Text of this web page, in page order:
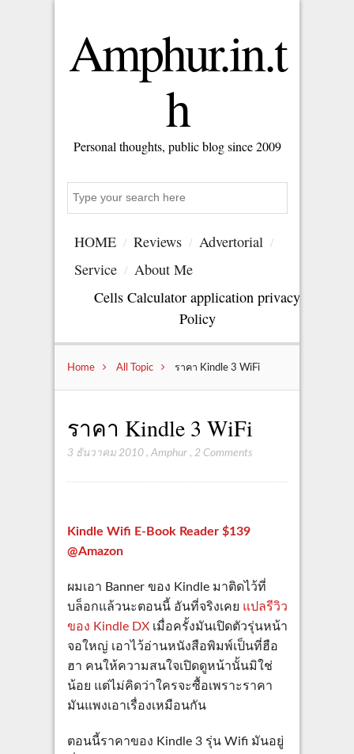
Amphur.in.t
h
Personal thoughts, public blog since 2009
HOME Reviews
Advertorial
Service
About Me
Cells Calculator application privacy
Policy
Home All Topic ราคา Kindle 3 WiFi
ราคา Kindle 3 WiFi
3 ธันวาคม 2010, Amphur, 2 Comments
Kindle Wifi E-Book Reader $139
@Amazon
ผมเอา Banner ของ Kindle มาติดไว้ที่
บล็อกแล้วนะตอนนี้ อันที่จริงเคย แปลรีวิว
ของ Kindle DX เมื่อครั้งมันเปิดตัวรุ่นหน้า
จอใหญ่ เอาไว้อ่านหนังสือพิมพ์เป็นที่ฮือ
ฮา คนให้ความสนใจเปิดดูหน้านั้นมิใช่
น้อย แต่ไม่คิดว่าใครจะซื้อเพราะราคา
มันแพงเอาเรื่องเหมือนกัน
ตอนนี้ราคาของ Kindle 3 รุ่น Wifi มันอยู่